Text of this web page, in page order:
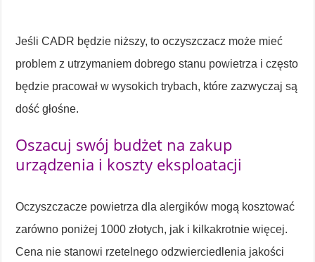
Jeśli CADR będzie niższy, to oczyszczacz może mieć
problem z utrzymaniem dobrego stanu powietrza i często
będzie pracował w wysokich trybach, które zazwyczaj są
dość głośne.
Oszacuj swój budżet na zakup
urządzenia i koszty eksploatacji
Oczyszczacze powietrza dla alergików mogą kosztować
zarówno poniżej 1000 złotych, jak i kilkakrotnie więcej.
Cena nie stanowi rzetelnego odzwierciedlenia jakości